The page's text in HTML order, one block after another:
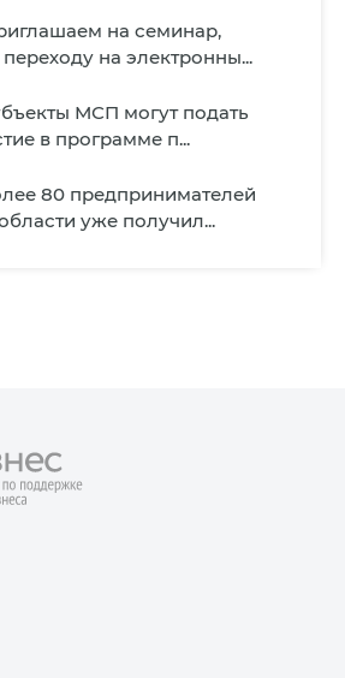
на семинар,
на электронны...
МСП могут подать
в программе п...
80 предпринимателей
уже получил...